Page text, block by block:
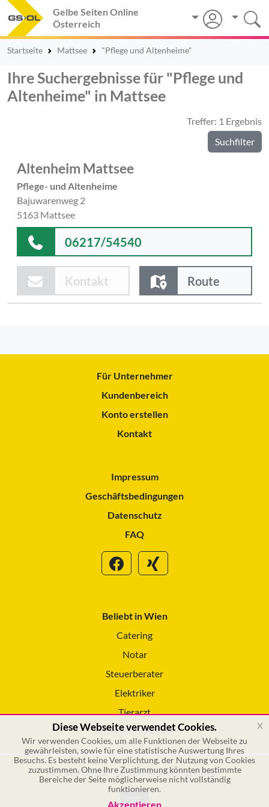
Gelbe Seiten Online
Österreich
Startseite Mattsee "Pflege und Altenheime"
Ihre Suchergebnisse für "Pflege und
Altenheime" in Mattsee
Treffer: 1 Ergebnis
Suchfilter
Altenheim Mattsee
Pflege- und Altenheime
Bajuwarenweg 2
5163 Mattsee
06217/54540
Kontakt Route
Für Unternehmer
Kundenbereich
Konto erstellen
Kontakt
Impressum
Geschäftsbedingungen
Datenschutz
FAQ
Beliebt in Wien
Catering
Notar
Steuerberater
Elektriker
Tierarzt
Reinigungsservice
© 2026 GSOL – Online Marketing GmbH
Diese Webseite verwendet Cookies.
Wir verwenden Cookies, um alle Funktionen der Webseite zu
gewährleisten, sowie für eine statistische Auswertung Ihres
Besuchs. Es besteht keine Verplichtung, der Nutzung von Cookies
zuzustimmen. Ohne Ihre Zustimmung könnten bestimmte
Bereiche der Seite möglicherweise nicht vollständig
funktionieren.
Akzeptieren
x